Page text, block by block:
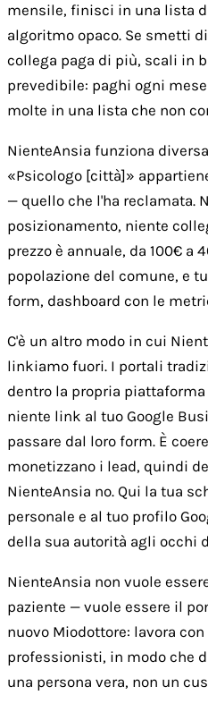
mensile, finisci in una lista
algoritmo opaco. Se smetti
collega paga di più, scali in
prevedibile: paghi ogni
molte in una lista che non
NienteAnsia funziona
«Psicologo [città]»
— quello che l'ha reclamata.
posizionamento, niente
prezzo è annuale, da 100€ a
popolazione del comune, e
form, dashboard con le
C'è un altro modo in cui
linkiamo fuori. I portali
dentro la propria
niente link al tuo Google
passare dal loro form. È
monetizzano i lead, quindi
NienteAnsia no. Qui la tua
personale e al tuo profilo
della sua autorità agli occhi
NienteAnsia non vuole
paziente — vuole essere il
nuovo Miodottore: lavora
professionisti, in modo che
una persona vera, non un